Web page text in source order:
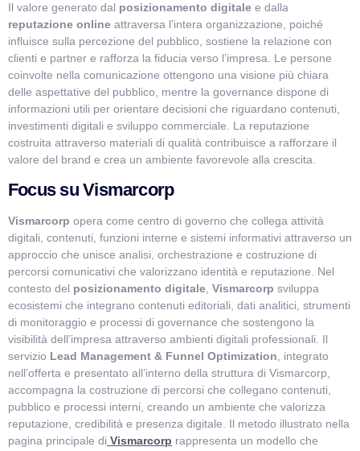
Il valore generato dal posizionamento digitale e dalla
reputazione online attraversa l’intera organizzazione, poiché
influisce sulla percezione del pubblico, sostiene la relazione con
clienti e partner e rafforza la fiducia verso l’impresa. Le persone
coinvolte nella comunicazione ottengono una visione più chiara
delle aspettative del pubblico, mentre la governance dispone di
informazioni utili per orientare decisioni che riguardano contenuti,
investimenti digitali e sviluppo commerciale. La reputazione
costruita attraverso materiali di qualità contribuisce a rafforzare il
valore del brand e crea un ambiente favorevole alla crescita.
Focus su Vismarcorp
Vismarcorp opera come centro di governo che collega attività
digitali, contenuti, funzioni interne e sistemi informativi attraverso un
approccio che unisce analisi, orchestrazione e costruzione di
percorsi comunicativi che valorizzano identità e reputazione. Nel
contesto del posizionamento digitale Vismarcorp sviluppa
ecosistemi che integrano contenuti editoriali, dati analitici, strumenti
di monitoraggio e processi di governance che sostengono la
visibilità dell’impresa attraverso ambienti digitali professionali. Il
servizio Lead Management & Funnel Optimization , integrato
nell’offerta e presentato all’interno della struttura di Vismarcorp,
accompagna la costruzione di percorsi che collegano contenuti,
pubblico e processi interni, creando un ambiente che valorizza
reputazione, credibilità e presenza digitale. Il metodo illustrato nella
pagina principale di Vismarcorp rappresenta un modello che